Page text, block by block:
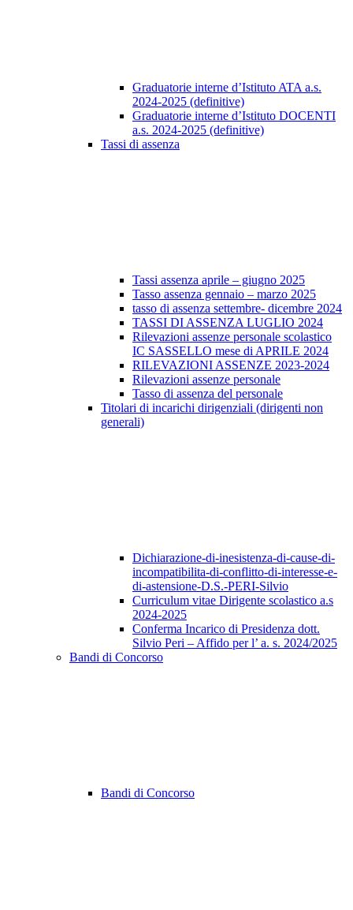
Graduatorie interne d’Istituto ATA a.s.
2024-2025 (definitive)
Graduatorie interne d’Istituto DOCENTI
a.s. 2024-2025 (definitive)
Tassi di assenza
Tassi assenza aprile – giugno 2025
Tasso assenza gennaio – marzo 2025
tasso di assenza settembre- dicembre 2024
TASSI DI ASSENZA LUGLIO 2024
Rilevazioni assenze personale scolastico
IC SASSELLO mese di APRILE 2024
RILEVAZIONI ASSENZE 2023-2024
Rilevazioni assenze personale
Tasso di assenza del personale
Titolari di incarichi dirigenziali (dirigenti non
generali)
Dichiarazione-di-inesistenza-di-cause-di-
incompatibilita-di-conflitto-di-interesse-e-
di-astensione-D.S.-PERI-Silvio
Curriculum vitae Dirigente scolastico a.s
2024-2025
Conferma Incarico di Presidenza dott.
Silvio Peri – Affido per l’ a. s. 2024/2025
Bandi di Concorso
Bandi di Concorso